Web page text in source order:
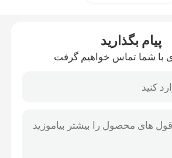
پیام بگذارید
با شما تماس خواهیم گرفت